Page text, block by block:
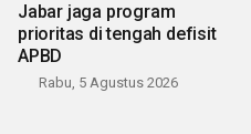
Jabar jaga program
prioritas di tengah defisit
APBD
Rabu, 5 Agustus 2026